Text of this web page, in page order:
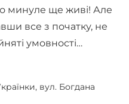
минуле ще живі! Але
все з початку, не
умовності…
вул. Богдана